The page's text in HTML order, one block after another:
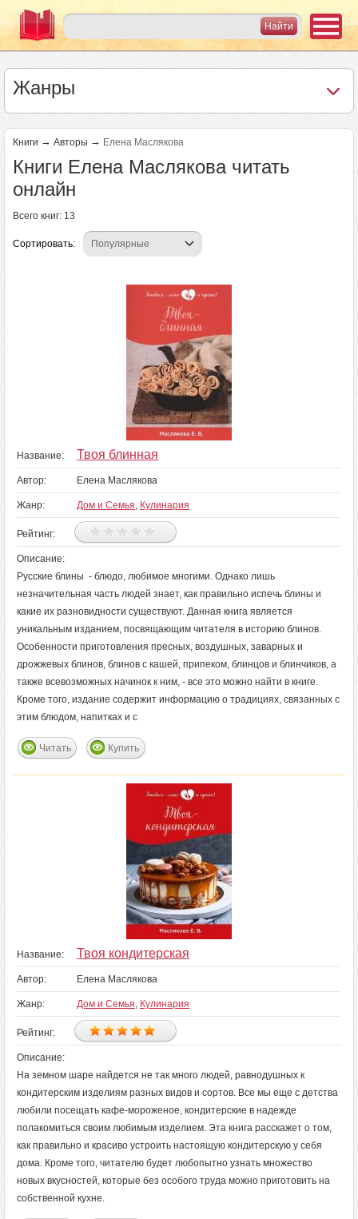
Жанры
Книги → Авторы → Елена Маслякова
Книги Елена Маслякова читать
онлайн
Всего книг: 13
Сортировать:
Название: Твоя блинная
Автор: Елена Маслякова
Жанр: Дом и Семья, Кулинария
Рейтинг:
Описание:
Русские блины - блюдо, любимое многими. Однако лишь
незначительная часть людей знает, как правильно испечь блины и
какие их разновидности существуют. Данная книга является
уникальным изданием, посвящающим читателя в историю блинов.
Особенности приготовления пресных, воздушных, заварных и
дрожжевых блинов, блинов с кашей, припеком, блинцов и блинчиков, а
также всевозможных начинок к ним, - все это можно найти в книге.
Кроме того, издание содержит информацию о традициях, связанных с
этим блюдом, напитках и с
Читать Купить
Название: Твоя кондитерская
Автор: Елена Маслякова
Жанр: Дом и Семья, Кулинария
Рейтинг:
Описание:
На земном шаре найдется не так много людей, равнодушных к
кондитерским изделиям разных видов и сортов. Все мы еще с детства
любили посещать кафе-мороженое, кондитерские в надежде
полакомиться своим любимым изделием. Эта книга расскажет о том,
как правильно и красиво устроить настоящую кондитерскую у себя
дома. Кроме того, читателю будет любопытно узнать множество
новых вкусностей, которые без особого труда можно приготовить на
собственной кухне.